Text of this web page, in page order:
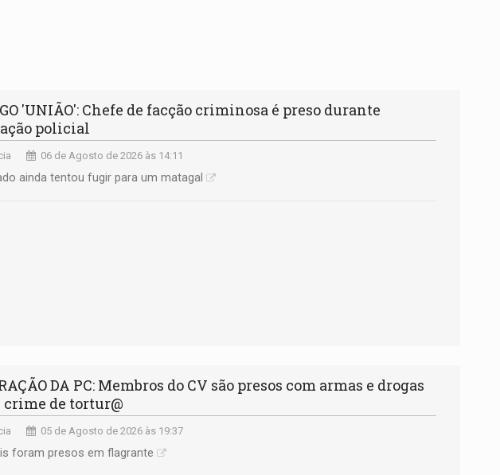
'UNIÃO': Chefe de facção criminosa é preso durante
policial
06 de Agosto de 2026 às 14:11
ainda tentou fugir para um matagal
DA PC: Membros do CV são presos com armas e drogas
crime de tortur@
05 de Agosto de 2026 às 19:37
foram presos em flagrante